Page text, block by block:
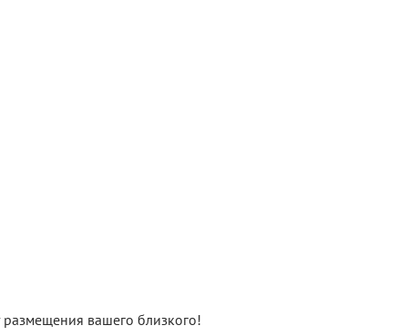
размещения вашего близкого!